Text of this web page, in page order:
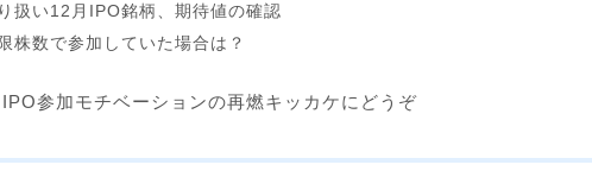
扱い12月IPO銘柄、期待値の確認
株数で参加していた場合は？
参加モチベーションの再燃キッカケにどうぞ